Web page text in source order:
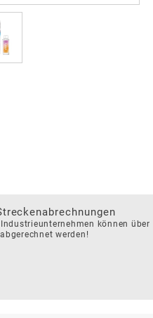
können über
werden!